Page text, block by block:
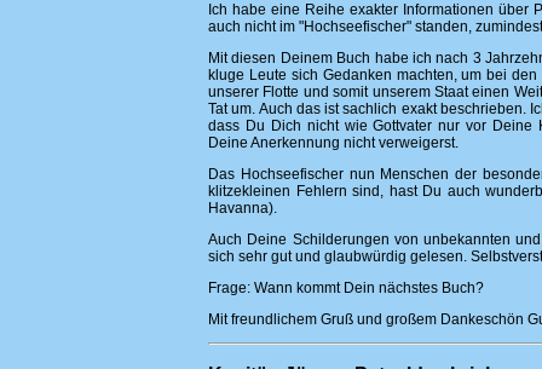
Ich habe eine Reihe exakter Informationen über
auch nicht im "Hochseefischer" standen,
Mit diesen Deinem Buch habe ich nach 3
kluge Leute sich Gedanken machten, um bei
unserer Flotte und somit unserem Staat einen
Tat um. Auch das ist sachlich exakt beschrieben.
dass Du Dich nicht wie Gottvater nur vor Deine
Deine Anerkennung nicht verweigerst.
Das Hochseefischer nun Menschen der
klitzekleinen Fehlern sind, hast Du auch
Havanna).
Auch Deine Schilderungen von unbekannten
sich sehr gut und glaubwürdig gelesen.
Frage: Wann kommt Dein nächstes Buch?
Mit freundlichem Gruß und großem Dankeschön